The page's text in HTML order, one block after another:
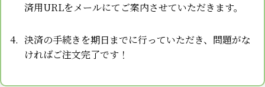
済用URLをメールにてご案内させていただきます。
決済の手続きを期日までに行っていただき、問題がな
ければご注文完了です！